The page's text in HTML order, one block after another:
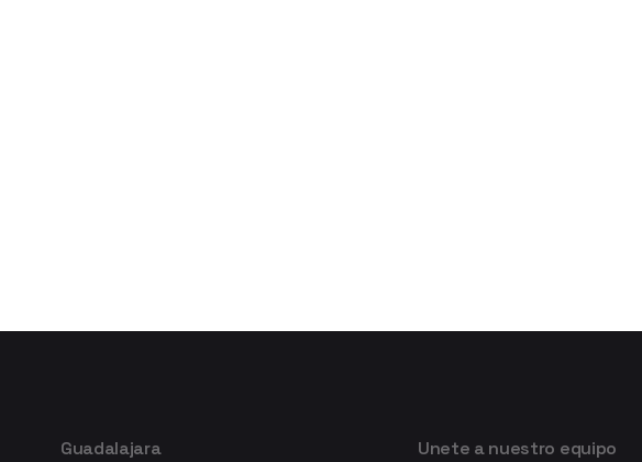
Guadalajara Unete a nuestro equipo